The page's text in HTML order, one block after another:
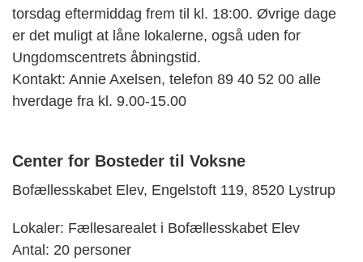
torsdag eftermiddag frem til kl. 18:00. Øvrige dage
er det muligt at låne lokalerne, også uden for
Ungdomscentrets åbningstid.
Kontakt: Annie Axelsen, telefon 89 40 52 00 alle
hverdage fra kl. 9.00-15.00
Center for Bosteder til Voksne
Bofællesskabet Elev, Engelstoft 119, 8520 Lystrup
Lokaler: Fællesarealet i Bofællesskabet Elev
Antal: 20 personer